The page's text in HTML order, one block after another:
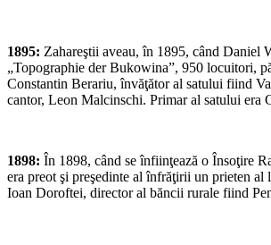
1895: Zahareştii aveau, în 1895, când Daniel
„Topographie der Bukowina”, 950 locuitori,
Constantin Berariu, învăţător al satului fiind
cantor, Leon Malcinschi. Primar al satului era
1898: În 1898, când se înfiinţează o Însoţire
era preot şi preşedinte al înfrăţirii un prieten
Ioan Doroftei, director al băncii rurale fiind